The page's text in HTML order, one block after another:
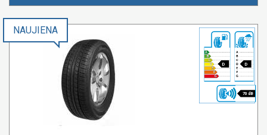
D D
70 dB
NAUJIENA